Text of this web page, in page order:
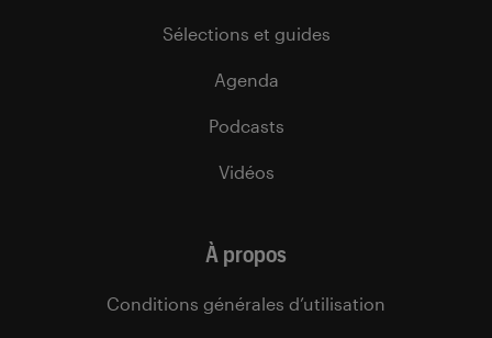
Sélections et guides
Agenda
Podcasts
Vidéos
À propos
Conditions générales d’utilisation